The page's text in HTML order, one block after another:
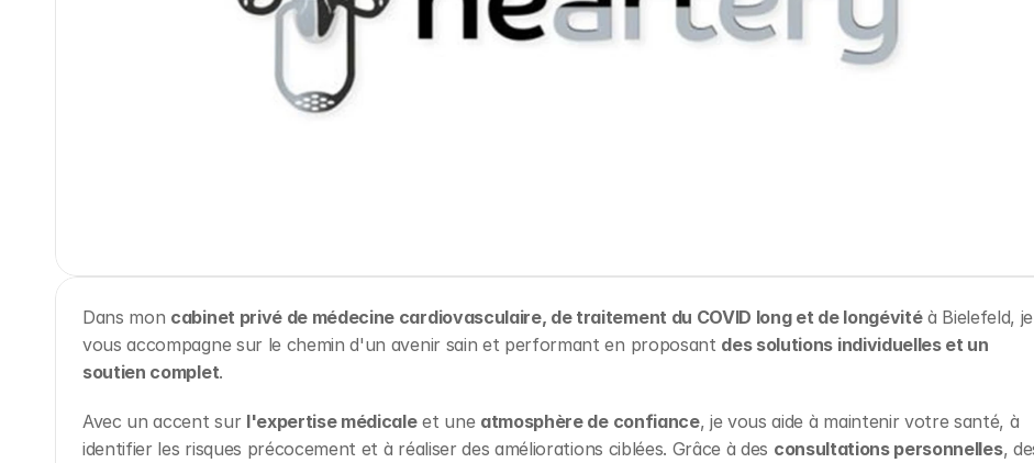
Dans mon cabinet privé de médecine cardiovasculaire, de traitement du COVID long et de longévité à Bielefeld, je
vous accompagne sur le chemin d'un avenir sain et performant en proposant des solutions individuelles et un
soutien complet.
Avec un accent sur l'expertise médicale et une atmosphère de confiance, je vous aide à maintenir votre santé, à
identifier les risques précocement et à réaliser des améliorations ciblées. Grâce à des consultations personnelles